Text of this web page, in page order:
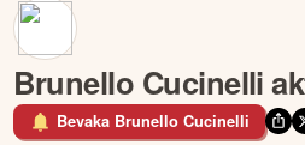
Brunello Cucinelli
Bevaka Brunello Cucinelli